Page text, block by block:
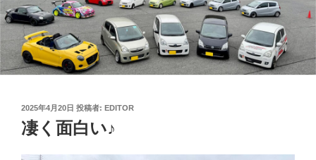
投
稿
日:
2025年4月20日 投稿者: EDITOR
凄く面白い♪